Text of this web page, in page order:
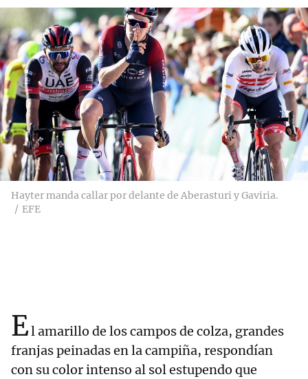
Hayter manda callar por delante de Aberasturi y Gaviria.
EFE
El amarillo de los campos de colza, grandes
franjas peinadas en la campiña, respondían
con su color intenso al sol estupendo que